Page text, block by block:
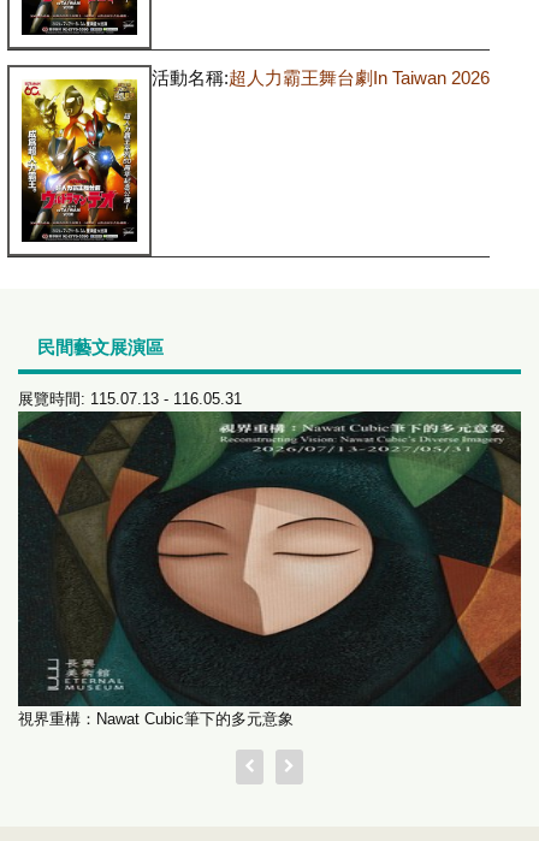
活動名稱:超人力霸王舞台劇In Taiwan 2026
民間藝文展演區
展覽時間: 115.07.13 - 116.05.31
視界重構：Nawat Cubic筆下的多元意象